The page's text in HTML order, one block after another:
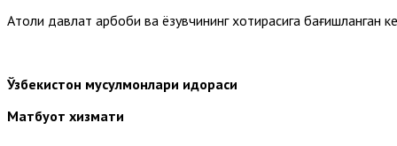
Атоқли давлат арбоби ва ёзувчининг хотирасига
Ўзбекистон мусулмонлари идораси
Матбуот хизмати